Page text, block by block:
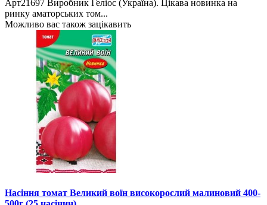
Арт21697 Виробник Геліос (Україна). Цікава новинка на
ринку аматорських том...
Можливо вас також зацікавить
Насіння томат Великий воїн високорослий малиновий 400-